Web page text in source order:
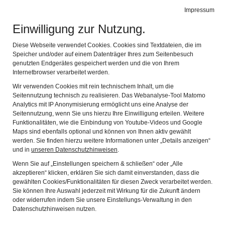
Impressum
Einwilligung zur Nutzung.
Diese Webseite verwendet Cookies. Cookies sind Textdateien, die im
Speicher und/oder auf einem Datenträger Ihres zum Seitenbesuch
genutzten Endgerätes gespeichert werden und die von Ihrem
Internetbrowser verarbeitet werden.
Wir verwenden Cookies mit rein technischem Inhalt, um die
Seitennutzung technisch zu realisieren. Das Webanalyse-Tool Matomo
Analytics mit IP Anonymisierung ermöglicht uns eine Analyse der
Seitennutzung, wenn Sie uns hierzu Ihre Einwilligung erteilen. Weitere
Funktionalitäten, wie die Einbindung von Youtube-Videos und Google
Maps sind ebenfalls optional und können von Ihnen aktiv gewählt
werden. Sie finden hierzu weitere Informationen unter „Details anzeigen“
und in unseren Datenschutzhinweisen.
Wenn Sie auf „Einstellungen speichern & schließen“ oder „Alle
akzeptieren“ klicken, erklären Sie sich damit einverstanden, dass die
gewählten Cookies/Funktionalitäten für diesen Zweck verarbeitet werden.
Sie können Ihre Auswahl jederzeit mit Wirkung für die Zukunft ändern
oder widerrufen indem Sie unsere Einstellungs-Verwaltung in den
Datenschutzhinweisen nutzen.
Aktuelles und
Veranstaltungen
Öffentliche Rundgänge im